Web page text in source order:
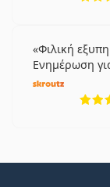
Φιλική
Ενημέρωση